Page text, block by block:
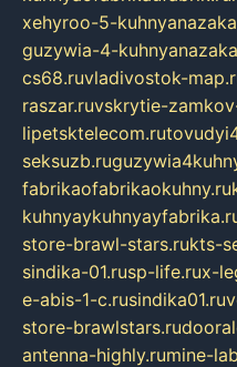
xehyroo-5-
guzywia-4-
cs68.ruvladivostok-
raszar.ruvskrytie-
lipetsktelecom.ru
seksuzb.ru
fabrikaofabrikaokuhny.ru
store-brawl-stars.rukts-
sindika-01.rusp-life.rux-
e-abis-1-c.rusindika01.ru
store-brawlstars.ru
antenna-highly.rumine-